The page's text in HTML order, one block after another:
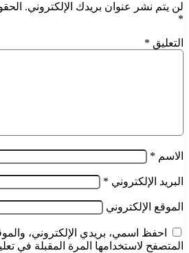
لن يتم نشر عنوان بريدك الإلكتروني.
*
التعليق *
الاسم *
البريد الإلكتروني *
الموقع الإلكتروني
احفظ اسمي، بريدي الإلكتروني،
المتصفح لاستخدامها المرة المقبلة في